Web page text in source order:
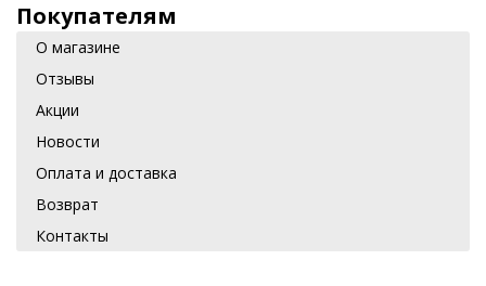
Покупателям
О магазине
Отзывы
Акции
Новости
Оплата и доставка
Возврат
Контакты